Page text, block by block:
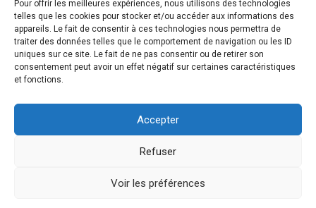
Pour offrir les meilleures expériences, nous utilisons des technologies
telles que les cookies pour stocker et/ou accéder aux informations des
appareils. Le fait de consentir à ces technologies nous permettra de
traiter des données telles que le comportement de navigation ou les ID
uniques sur ce site. Le fait de ne pas consentir ou de retirer son
consentement peut avoir un effet négatif sur certaines caractéristiques
et fonctions.
Accepter
Refuser
Voir les préférences